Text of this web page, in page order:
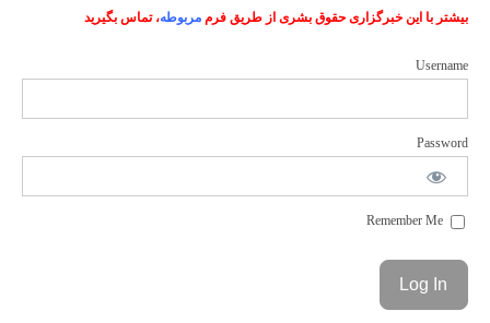
بیشتر با این خبرگزاری حقوق بشری از طریق فرم مربوطه، تماس بگیرید
Username
Password